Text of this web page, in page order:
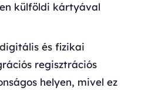
külföldi kártyával
és fizikai
regisztrációs
helyen, mivel ez